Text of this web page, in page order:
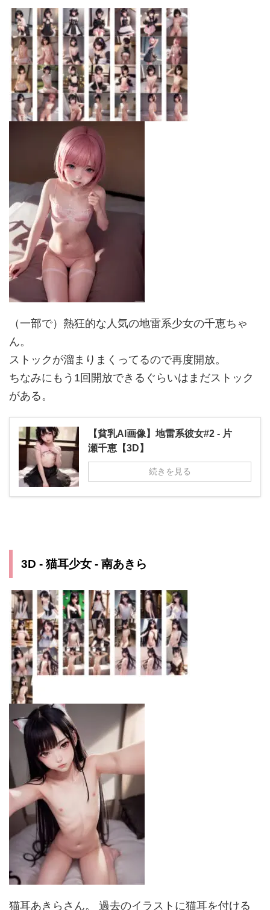
（一部で）熱狂的な人気の地雷系少女の千恵ちゃ
ん。
ストックが溜まりまくってるので再度開放。
ちなみにもう1回開放できるぐらいはまだストック
がある。
【貧乳AI画像】地雷系彼女#2 - 片
瀬千恵【3D】
続きを見る
3D - 猫耳少女 - 南あきら
猫耳あきらさん。 過去のイラストに猫耳を付ける